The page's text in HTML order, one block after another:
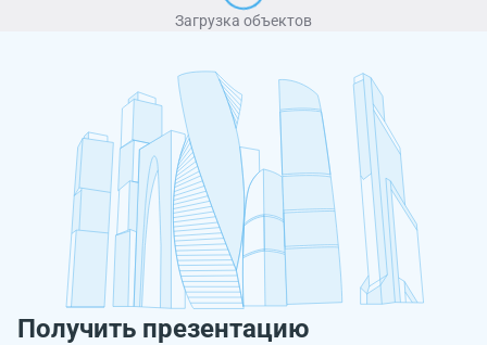
Загрузка объектов
Получить презентацию